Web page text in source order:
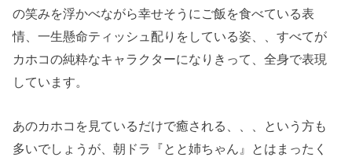
の笑みを浮かべながら幸せそうにご飯を食べている表
情、一生懸命ティッシュ配りをしている姿、、すべてが
カホコの純粋なキャラクターになりきって、全身で表現
しています。
あのカホコを見ているだけで癒される、、、という方も
多いでしょうが、朝ドラ『とと姉ちゃん』とはまったく